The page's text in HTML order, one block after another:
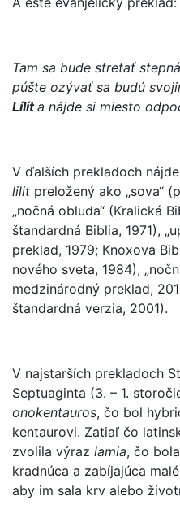
Tam sa bude stretať
púšte ozývať sa budú
Lílíta nájde si miesto
V ďalších prekladoch
lilit preložený ako „sova“
„nočná obluda“ (Kralická
štandardná Biblia, 1971),
preklad, 1979; Knoxova
nového sveta, 1984),
medzinárodný preklad,
štandardná verzia, 2001).
V najstarších prekladoch
Septuaginta (3. – 1.
onokentauros, čo bol
kentaurovi. Zatiaľ čo
zvolila výraz lamia, čo
kradnúca a zabíjajúca
aby im sala krv alebo